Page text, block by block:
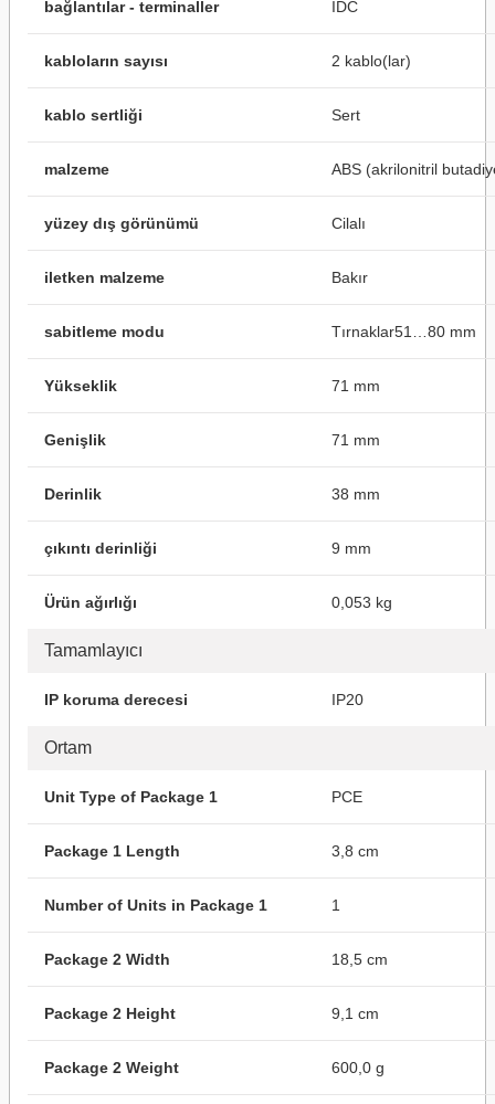
Tamamlayıcı
bağlantılar - terminaller IDC
kabloların sayısı 2 kablo(lar)
kablo sertliği Sert
malzeme ABS (akrilonitril
yüzey dış görünümü Cilalı
iletken malzeme Bakır
sabitleme modu Tırnaklar51…80 mm
Yükseklik 71 mm
Genişlik 71 mm
Derinlik 38 mm
çıkıntı derinliği 9 mm
Ürün ağırlığı 0,053 kg
Ortam
IP koruma derecesi IP20
Unit Type of Package 1 PCE
Package 1 Length 3,8 cm
Number of Units in Package 1 1
Package 2 Width 18,5 cm
Package 2 Height 9,1 cm
Package 2 Weight 600,0 g